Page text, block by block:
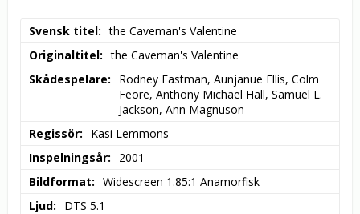
Svensk titel
the Caveman's Valentine
Originaltitel
the Caveman's Valentine
Skådespelare
Rodney Eastman, Aunjanue Ellis, Colm
Feore, Anthony Michael Hall, Samuel L.
Jackson, Ann Magnuson
Regissör
Kasi Lemmons
Inspelningsår
2001
Bildformat
Widescreen 1.85:1 Anamorfisk
Ljud
DTS 5.1